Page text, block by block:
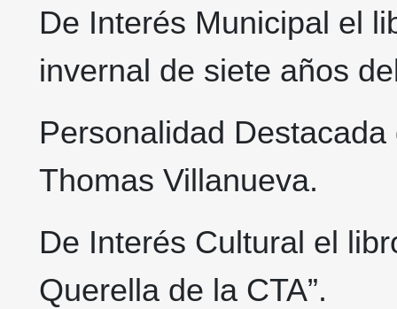
De Interés Municipal el
invernal de siete años
Personalidad
Thomas Villanueva.
De Interés Cultural el
Querella de la CTA”.